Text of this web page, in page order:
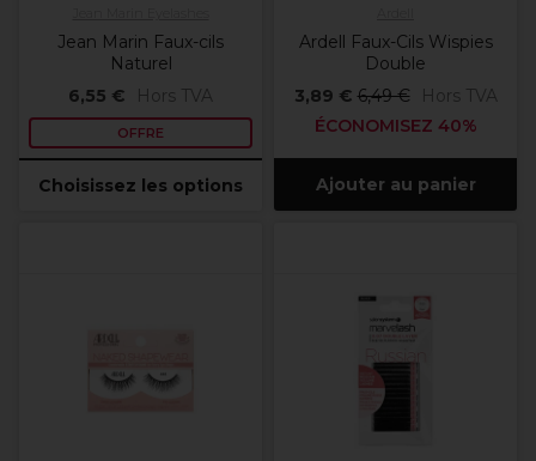
Jean Marin Faux-cils
Naturel
6,55 €
Hors TVA
OFFRE
Choisissez les options
Ardell Faux-Cils Wispies
Double
3,89 € 6,49 €
Hors TVA
ÉCONOMISEZ 40%
Ajouter au panier